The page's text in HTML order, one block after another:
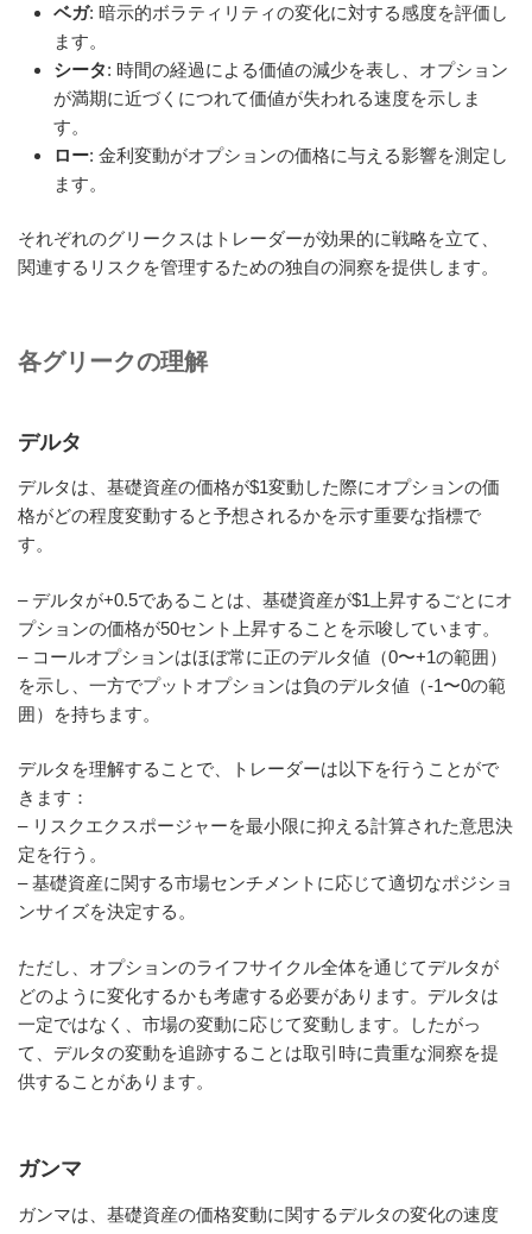
ベガ: 暗示的ボラティリティの変化に対する感度を評価し
ます。
シータ: 時間の経過による価値の減少を表し、オプション
が満期に近づくにつれて価値が失われる速度を示しま
す。
ロー: 金利変動がオプションの価格に与える影響を測定し
ます。
それぞれのグリークスはトレーダーが効果的に戦略を立て、
関連するリスクを管理するための独自の洞察を提供します。
各グリークの理解
デルタ
デルタは、基礎資産の価格が$1変動した際にオプションの価
格がどの程度変動すると予想されるかを示す重要な指標で
す。
– デルタが+0.5であることは、基礎資産が$1上昇するごとにオ
プションの価格が50セント上昇することを示唆しています。
– コールオプションはほぼ常に正のデルタ値（0〜+1の範囲）
を示し、一方でプットオプションは負のデルタ値（-1〜0の範
囲）を持ちます。
デルタを理解することで、トレーダーは以下を行うことがで
きます：
– リスクエクスポージャーを最小限に抑える計算された意思決
定を行う。
– 基礎資産に関する市場センチメントに応じて適切なポジショ
ンサイズを決定する。
ただし、オプションのライフサイクル全体を通じてデルタが
どのように変化するかも考慮する必要があります。デルタは
一定ではなく、市場の変動に応じて変動します。したがっ
て、デルタの変動を追跡することは取引時に貴重な洞察を提
供することがあります。
ガンマ
ガンマは、基礎資産の価格変動に関するデルタの変化の速度